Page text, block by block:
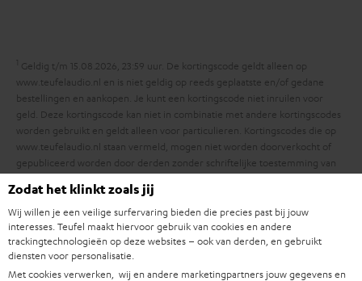
r
m
a
t
i
e
1 Geldig t/m 15.08.2026, 23:59 uur. De kortingscode geldt alleen op
www.teufelaudio.nl en is niet geldig op reeds geplaatste en/of gedane
bestellingen en aankopen. Je kunt een kortingscode niet inruilen voor
geld. Deze kortingscode kan niet in combinatie met andere kortingscodes
worden gebruikt en geldt alleen voor particulieren. Kortingscodes die op
www.teufelaudio.nl staan vermeld, mogen niet worden doorverkocht of
gepubliceerd worden door derden zonder schriftelijke toestemming van
naar deAlgemene Voorwaarden
Zodat het klinkt zoals jij
Wij willen je een veilige surfervaring bieden die precies past bij jouw
interesses. Teufel maakt hiervoor gebruik van cookies en andere
trackingtechnologieën op deze websites – ook van derden, en gebruikt
diensten voor personalisatie.
Met cookies verwerken, wij en andere marketingpartners jouw gegevens en